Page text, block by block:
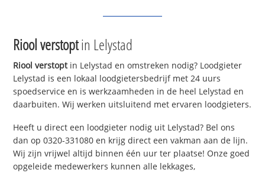
Riool verstoptin Lelystad
Riool verstoptin Lelystad en omstreken nodig? Loodgieter
Lelystad is een lokaal loodgietersbedrijf met 24 uurs
spoedservice en is werkzaamheden in de heel Lelystad en
daarbuiten. Wij werken uitsluitend met ervaren loodgieters.
Heeft u direct een loodgieter nodig uit Lelystad? Bel ons
dan op 0320-331080 en krijg direct een vakman aan de lijn.
Wij zijn vrijwel altijd binnen één uur ter plaatse! Onze goed
opgeleide medewerkers kunnen alle lekkages,